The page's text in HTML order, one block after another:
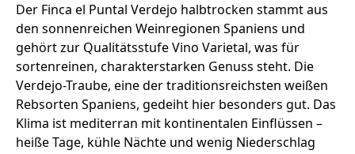
Der Finca el Puntal Verdejo halbtrocken stammt aus
den sonnenreichen Weinregionen Spaniens und
gehört zur Qualitätsstufe Vino Varietal, was für
sortenreinen, charakterstarken Genuss steht. Die
Verdejo-Traube, eine der traditionsreichsten weißen
Rebsorten Spaniens, gedeiht hier besonders gut. Das
Klima ist mediterran mit kontinentalen Einflüssen –
heiße Tage, kühle Nächte und wenig Niederschlag